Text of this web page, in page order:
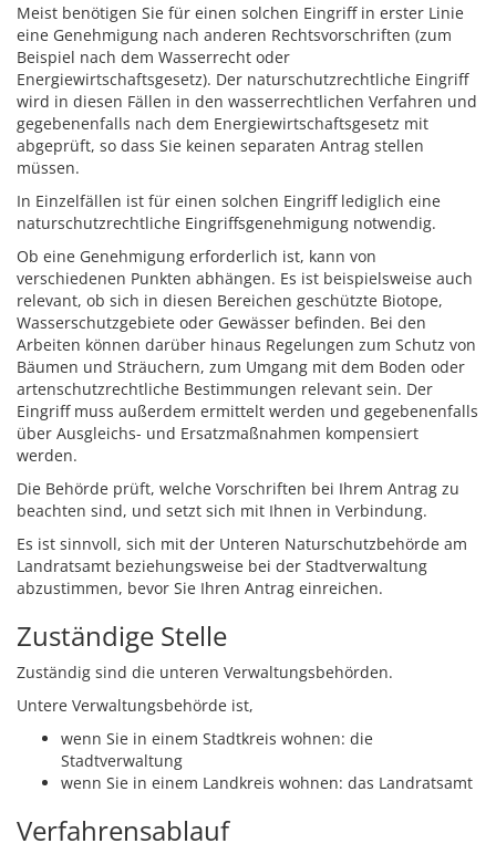
Meist benötigen Sie für einen solchen Eingriff in erster Linie
eine Genehmigung nach anderen Rechtsvorschriften (zum
Beispiel nach dem Wasserrecht oder
Energiewirtschaftsgesetz). Der naturschutzrechtliche Eingriff
wird in diesen Fällen in den wasserrechtlichen Verfahren und
gegebenenfalls nach dem Energiewirtschaftsgesetz mit
abgeprüft, so dass Sie keinen separaten Antrag stellen
müssen.
In Einzelfällen ist für einen solchen Eingriff lediglich eine
naturschutzrechtliche Eingriffsgenehmigung notwendig.
Ob eine Genehmigung erforderlich ist, kann von
verschiedenen Punkten abhängen. Es ist beispielsweise auch
relevant, ob sich in diesen Bereichen geschützte Biotope,
Wasserschutzgebiete oder Gewässer befinden. Bei den
Arbeiten können darüber hinaus Regelungen zum Schutz von
Bäumen und Sträuchern, zum Umgang mit dem Boden oder
artenschutzrechtliche Bestimmungen relevant sein. Der
Eingriff muss außerdem ermittelt werden und gegebenenfalls
über Ausgleichs- und Ersatzmaßnahmen kompensiert
werden.
Die Behörde prüft, welche Vorschriften bei Ihrem Antrag zu
beachten sind, und setzt sich mit Ihnen in Verbindung.
Es ist sinnvoll, sich mit der Unteren Naturschutzbehörde am
Landratsamt beziehungsweise bei der Stadtverwaltung
abzustimmen, bevor Sie Ihren Antrag einreichen.
Zuständige Stelle
Zuständig sind die unteren Verwaltungsbehörden.
Untere Verwaltungsbehörde ist,
wenn Sie in einem Stadtkreis wohnen: die
Stadtverwaltung
wenn Sie in einem Landkreis wohnen: das Landratsamt
Verfahrensablauf